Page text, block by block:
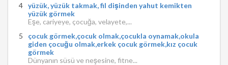
yüzük, yüzük takmak, fil dişinden yahut kemikten
yüzük görmek
Eşe, cariyeye, çocuğa, velayete,...
çocuk görmek,çocuk olmak,çocukla oynamak,okula
giden çocuğu olmak,erkek çocuk görmek,kız çocuk
görmek
Dünyanın süsü ve neşesine, fitne...